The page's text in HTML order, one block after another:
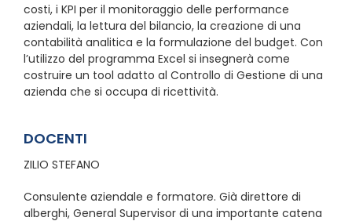
costi, i KPI per il monitoraggio delle performance
aziendali, la lettura del bilancio, la creazione di una
contabilità analitica e la formulazione del budget. Con
l’utilizzo del programma Excel si insegnerà come
costruire un tool adatto al Controllo di Gestione di una
azienda che si occupa di ricettività.
DOCENTI
ZILIO STEFANO
Consulente aziendale e formatore. Già direttore di
alberghi, General Supervisor di una importante catena